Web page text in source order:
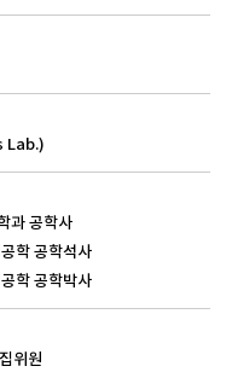
Lab.)
과 공학사
학 공학석사
학 공학박사
위원